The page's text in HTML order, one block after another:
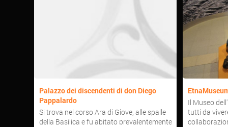
Palazzo dei discendenti di don Diego
Pappalardo
Si trova nel corso Ara di Giove, alle spalle
della Basilica e fu abitato prevalentemente
Il Museo
tutti da